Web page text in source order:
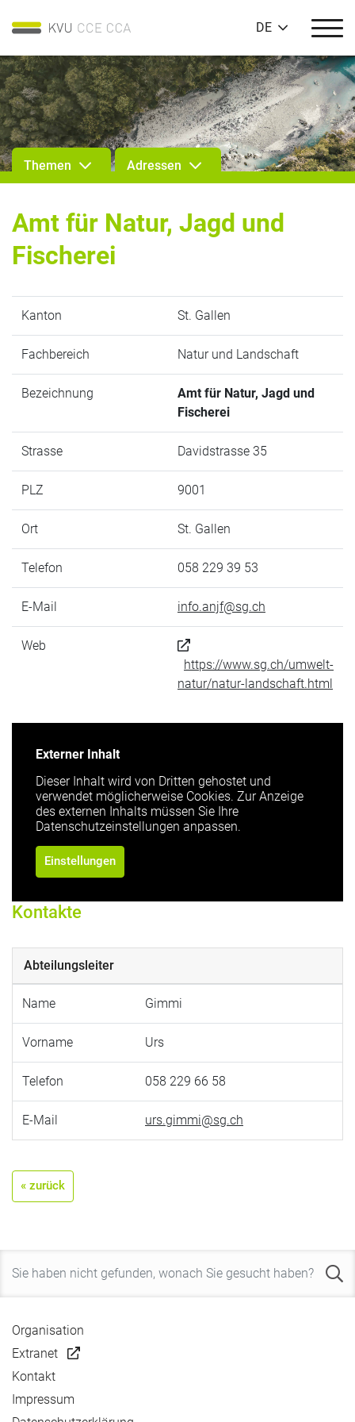
DE
Themen Adressen
Amt für Natur, Jagd und
Fischerei
Kanton St. Gallen
Fachbereich Natur und Landschaft
Bezeichnung
Amt für Natur, Jagd und
Fischerei
Strasse Davidstrasse 35
PLZ 9001
Ort St. Gallen
Telefon 058 229 39 53
E-Mail info.anjf@sg.ch
Web
https://www.sg.ch/umwelt-
natur/natur-landschaft.html
Externer Inhalt
Dieser Inhalt wird von Dritten gehostet und
verwendet möglicherweise Cookies. Zur Anzeige
des externen Inhalts müssen Sie Ihre
Datenschutzeinstellungen anpassen.
Einstellungen
Kontakte
Abteilungsleiter
Name Gimmi
Vorname Urs
Telefon 058 229 66 58
E-Mail urs.gimmi@sg.ch
« zurück
Organisation
Extranet
Kontakt
Impressum